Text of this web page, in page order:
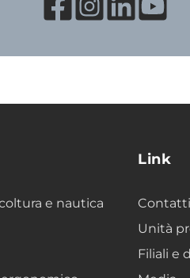
e nautica
Link
Contatti
Unità
Filiali e